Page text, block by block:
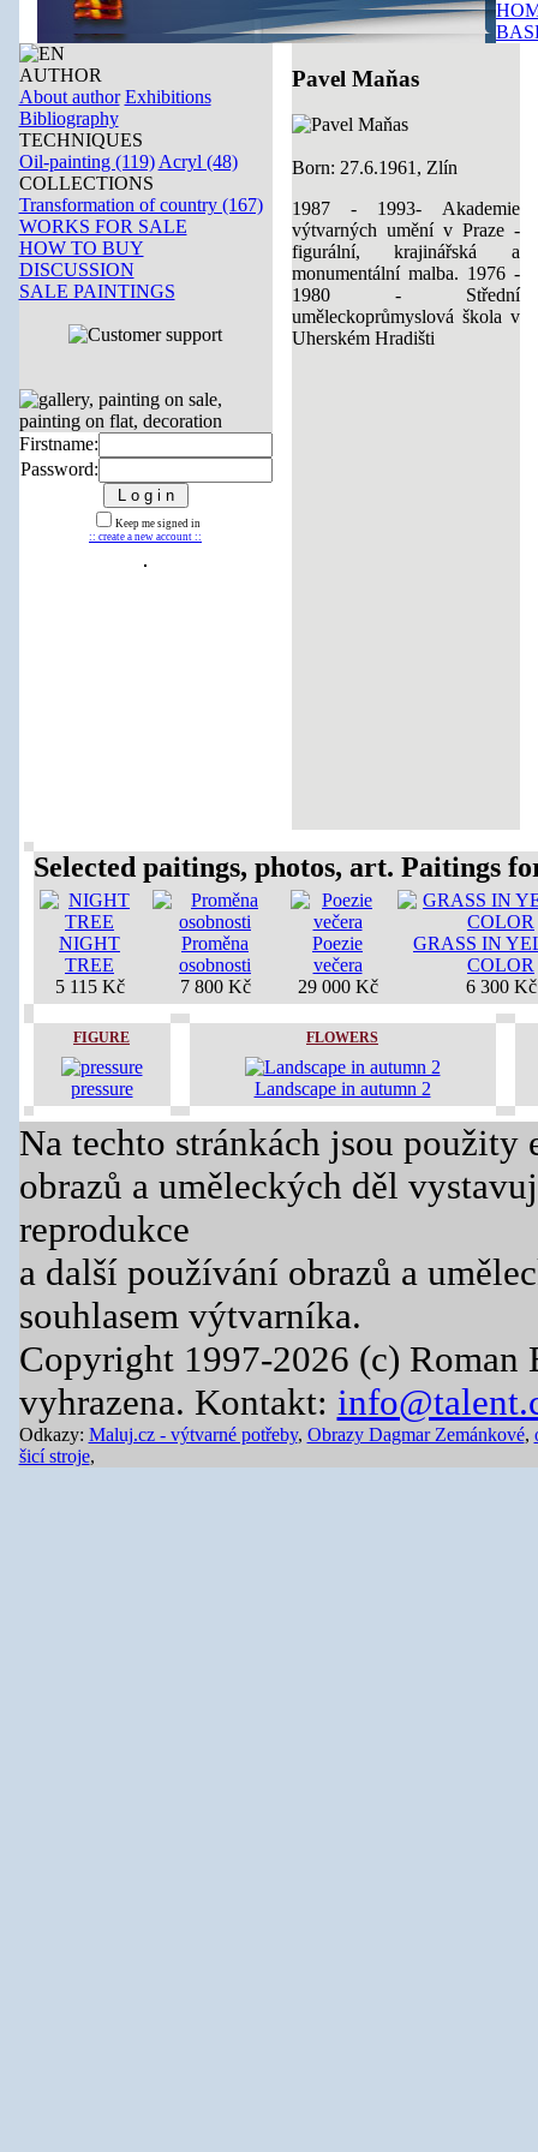
AUTHOR
About author Exhibitions
Bibliography
TECHNIQUES
Oil-painting (119) Acryl (48)
COLLECTIONS
Transformation of country (167)
WORKS FOR SALE
HOW TO BUY
DISCUSSION
SALE PAINTINGS
Firstname:
Password:
Keep me signed in
:: create a new account ::
Pavel Maňas
Born: 27.6.1961, Zlín
1987 - 1993- Akademie
výtvarných umění v Praze -
figurální, krajinářská a
monumentální malba. 1976 -
1980 - Střední
uměleckoprůmyslová škola v
Uherském Hradišti
Selected paitings, photos, art. Paitings
NIGHT
TREE
5 115 Kč
Proměna
osobnosti
7 800 Kč
Poezie
večera
29 000 Kč
GRASS IN
COLOR
6 300 Kč
FIGURE
pressure
FLOWERS
Landscape in autumn 2
Na techto stránkách jsou
obrazů a uměleckých děl
reprodukce
a další používání obrazů a
souhlasem výtvarníka.
Copyright 1997-2026 (c) Roman
vyhrazena. Kontakt:
Odkazy: Maluj.cz - výtvarné potřeby, Obrazy Dagmar Zemánkové,
šicí stroje,